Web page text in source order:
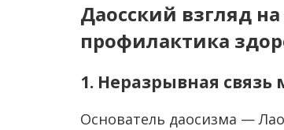
Даосский взгляд
профилактика
1. Неразрывная
Основатель даосизма —